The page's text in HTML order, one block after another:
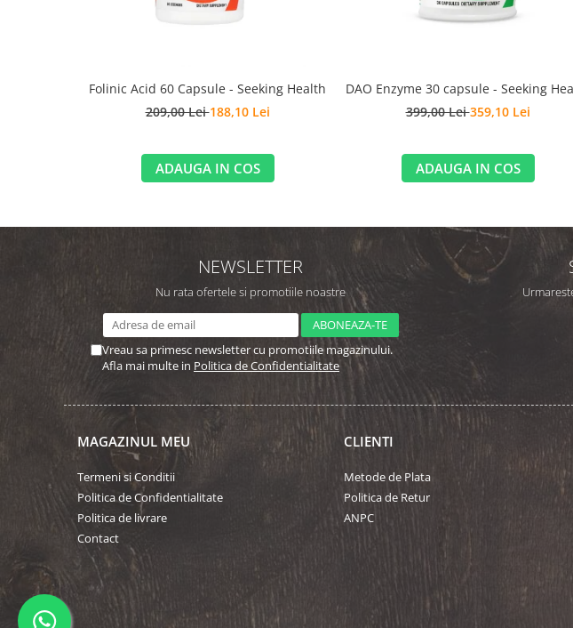
Folinic Acid 60 Capsule - Seeking Health
209,00 Lei188,10 Lei
ADAUGA IN COS
DAO Enzyme 30 capsule - Seeking
399,00 Lei359,10 Lei
ADAUGA IN COS
NEWSLETTER
Nu rata ofertele si promotiile noastre
Vreau sa primesc newsletter cu promotiile magazinului.
Afla mai multe in Politica de Confidentialitate
MAGAZINUL MEU
Termeni si Conditii
Politica de Confidentialitate
Politica de livrare
Contact
CLIENTI
Metode de Plata
Politica de Retur
ANPC